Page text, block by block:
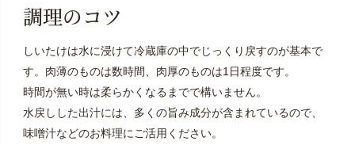
調理のコツ
しいたけは水に浸けて冷蔵庫の中でじっくり戻すのが基本で
す。肉薄のものは数時間、肉厚のものは1日程度です。
時間が無い時は柔らかくなるまでで構いません。
水戻しした出汁には、多くの旨み成分が含まれているので、
味噌汁などのお料理にご活用ください。